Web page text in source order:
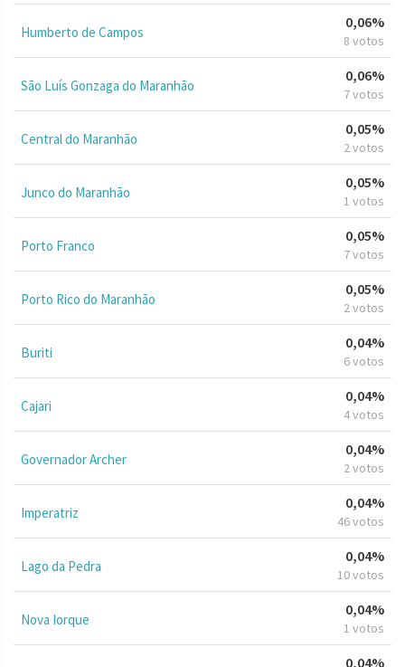
Humberto de Campos
0,06%
8 votos
São Luís Gonzaga do Maranhão
0,06%
7 votos
Central do Maranhão
0,05%
2 votos
Junco do Maranhão
0,05%
1 votos
Porto Franco
0,05%
7 votos
Porto Rico do Maranhão
0,05%
2 votos
Buriti
0,04%
6 votos
Cajari
0,04%
4 votos
Governador Archer
0,04%
2 votos
Imperatriz
0,04%
46 votos
Lago da Pedra
0,04%
10 votos
Nova Iorque
0,04%
1 votos
0,04%